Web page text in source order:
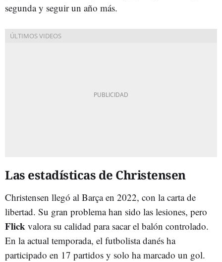
segunda y seguir un año más.
Las estadísticas de Christensen
Christensen llegó al Barça en 2022, con la carta de
libertad. Su gran problema han sido las lesiones, pero
Flick valora su calidad para sacar el balón controlado.
En la actual temporada, el futbolista danés ha
participado en 17 partidos y solo ha marcado un gol.